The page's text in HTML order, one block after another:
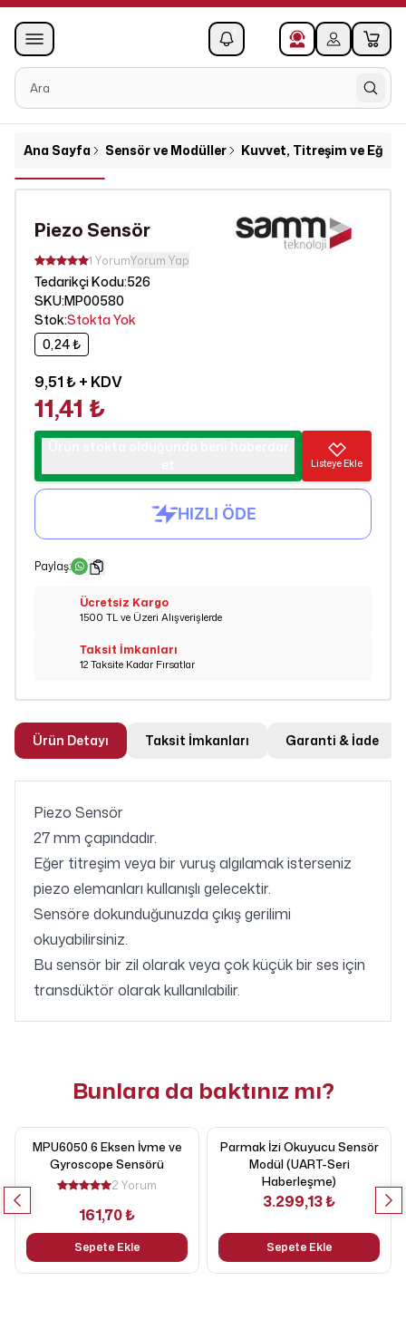
0
Ana Sayfa Sensör ve Modüller Kuvvet, Titreşim ve Eğim
Piezo Sensör
1 YorumYorum Yap
Tedarikçi Kodu:526
SKU:MP00580
Stok:Stokta Yok
0,24 ₺
9,51 ₺+ KDV
11,41 ₺
Listeye Ekle
Paylaş:
Ücretsiz Kargo
1500 TL ve Üzeri Alışverişlerde
Taksit İmkanları
12 Taksite Kadar Fırsatlar
Ürün Detayı Taksit İmkanları Garanti & İade
Piezo Sensör
27 mm çapındadır.
Eğer titreşim veya bir vuruş algılamak isterseniz
piezo elemanları kullanışlı gelecektir.
Sensöre dokunduğunuzda çıkış gerilimi
okuyabilirsiniz.
Bu sensör bir zil olarak veya çok küçük bir ses için
transdüktör olarak kullanılabilir.
Bunlara da baktınız mı?
MPU6050 6 Eksen İvme ve
Gyroscope Sensörü
2 Yorum
161,70 ₺
Sepete Ekle
Parmak İzi Okuyucu Sensör
Modül (UART-Seri
Haberleşme)
3.299,13 ₺
Sepete Ekle